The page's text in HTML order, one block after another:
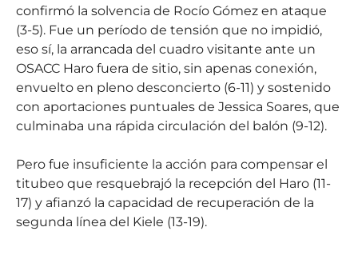
confirmó la solvencia de Rocío Gómez en ataque
(3-5). Fue un período de tensión que no impidió,
eso sí, la arrancada del cuadro visitante ante un
OSACC Haro fuera de sitio, sin apenas conexión,
envuelto en pleno desconcierto (6-11) y sostenido
con aportaciones puntuales de Jessica Soares, que
culminaba una rápida circulación del balón (9-12).
Pero fue insuficiente la acción para compensar el
titubeo que resquebrajó la recepción del Haro (11-
17) y afianzó la capacidad de recuperación de la
segunda línea del Kiele (13-19).